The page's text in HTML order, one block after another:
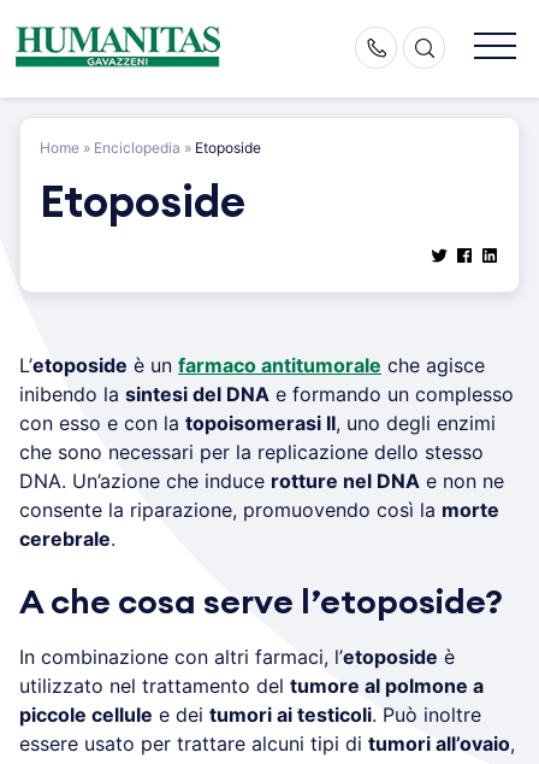
content
Home » Enciclopedia » Etoposide
Etoposide
L’etoposide è un farmaco antitumorale che agisce
inibendo la sintesi del DNA e formando un complesso
con esso e con la topoisomerasi II, uno degli enzimi
che sono necessari per la replicazione dello stesso
DNA. Un’azione che induce rotture nel DNA e non ne
consente la riparazione, promuovendo così la morte
cerebrale.
A che cosa serve l’etoposide?
In combinazione con altri farmaci, l’etoposide è
utilizzato nel trattamento del tumore al polmone a
piccole cellule e dei tumori ai testicoli. Può inoltre
essere usato per trattare alcuni tipi di tumori all’ovaio,